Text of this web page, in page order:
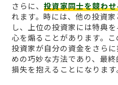
さらに、 投資家同士を競わ
れます。時には、他の投資
し、上位の投資家には特典
心を煽ることがあります。こ
投資家が自分の資金をさら
めの巧妙な方法であり、最
損失を抱えることになります